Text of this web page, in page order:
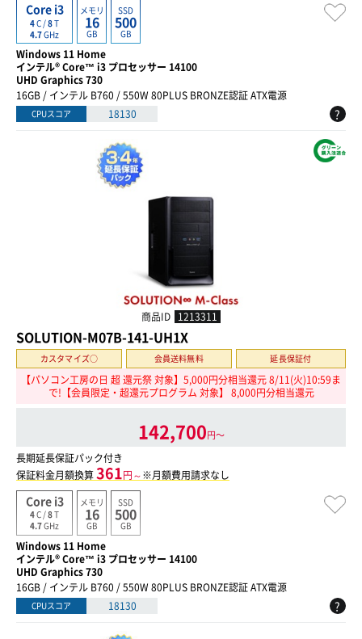
Core i3
4C /8T
4.7GHz
メモリ
16
GB
SSD
500
GB
Windows 11 Home
インテル® Core™ i3 プロセッサー 14100
UHD Graphics 730
16GB / インテル B760 / 550W 80PLUS BRONZE認証 ATX電源
CPUスコア 18130 ?
商品ID 1213311
SOLUTION-M07B-141-UH1X
カスタマイズ○ 会員送料無料 延長保証付
【パソコン工房の日 超 還元祭 対象】5,000円分相当還元 8/11(火)10:59ま
で!【会員限定・超還元プログラム 対象】 8,000円分相当還元
142,700円〜
長期延長保証パック付き
保証料金月額換算361円～※月額費用請求なし
Core i3
4C /8T
4.7GHz
メモリ
16
GB
SSD
500
GB
Windows 11 Home
インテル® Core™ i3 プロセッサー 14100
UHD Graphics 730
16GB / インテル B760 / 550W 80PLUS BRONZE認証 ATX電源
CPUスコア 18130 ?